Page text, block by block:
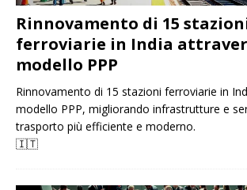
Rinnovamento di 15
ferroviarie in India
modello PPP
Rinnovamento di 15 stazioni ferroviarie in
modello PPP, migliorando infrastrutture e
trasporto più efficiente e moderno.
🇮🇹